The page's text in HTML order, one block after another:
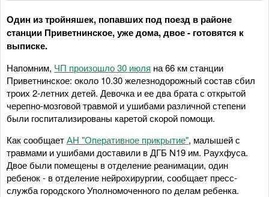
Один из тройняшек, попавших под поезд в районе
станции Приветнинское, уже дома, двое - готовятся к
выписке.
Напомним, ЧП произошло 30 июля на 66 км станции
Приветнинское: около 10.30 железнодорожный состав сбил
троих 2-летних детей. Девочка и ее два брата с открытой
черепно-мозговой травмой и ушибами различной степени
были госпитализированы каретой скорой помощи.
Как сообщаетАН "Оперативное прикрытие", малышей с
травмами и ушибами доставили в ДГБ N19 им. Раухфуса.
Двое были помещены в отделение реанимации, один
ребенок - в отделение нейрохирургии, сообщает пресс-
служба городского Уполномоченного по делам ребенка.